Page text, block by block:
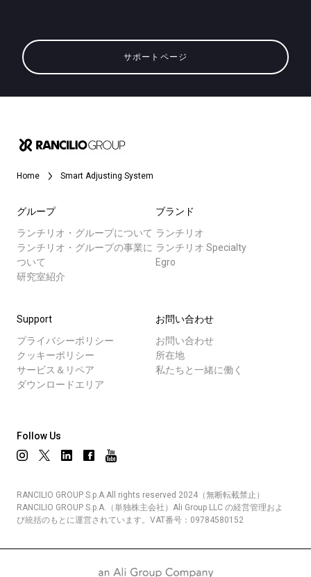
サポートページ
Home Smart Adjusting System
グループ
ランチリオ・グループについて
ランチリオ・グループの事業に
ついて
研究室紹介
ブランド
ランチリオ
ランチリオ Specialty
Egro
Support
プライバシーポリシー
クッキーポリシー
サービス＆リペア
ダウンロードエリア
お問い合わせ
お問い合わせ
所在地
私たちと一緒に働く
Follow Us
RANCILIO GROUP S.p.A.All rights reserved 2024（無断転載禁止）
RANCILIO GROUP S.p.A.（単独株主会社）Ali Group LLC の経営管理およ
び統括のもとに運営されています。VAT番号：09784580152
プライバシーポリシー